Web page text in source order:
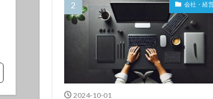
会社・経
2024-10-01